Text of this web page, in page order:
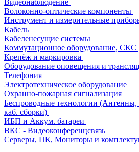
Видеонаблюдение
Волоконно-оптические компоненты
Инструмент и измерительные
Кабель
Кабеленесущие системы
Коммутационное оборудование, СКС
Крепёж и маркировка
Оборудование оповещения и
Телефония
Электротехническое оборудование
Охранно-пожарная сигнализация
Беспроводные технологии
каб. сборки)
ИБП и Аккум. батареи
ВКС - Видеоконференцсвязь
Серверы, ПК, Мониторы и